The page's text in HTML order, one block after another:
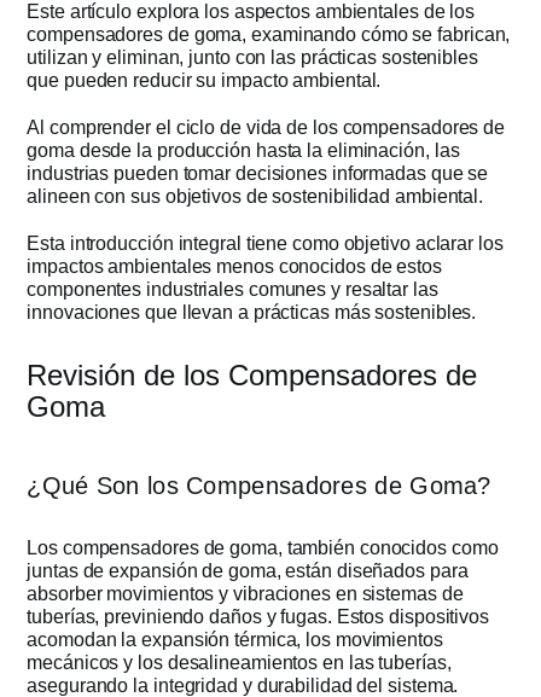
Este artículo explora los aspectos ambientales de los
compensadores de goma, examinando cómo se fabrican,
utilizan y eliminan, junto con las prácticas sostenibles
que pueden reducir su impacto ambiental.
Al comprender el ciclo de vida de los compensadores de
goma desde la producción hasta la eliminación, las
industrias pueden tomar decisiones informadas que se
alineen con sus objetivos de sostenibilidad ambiental.
Esta introducción integral tiene como objetivo aclarar los
impactos ambientales menos conocidos de estos
componentes industriales comunes y resaltar las
innovaciones que llevan a prácticas más sostenibles.
Revisión de los Compensadores de
Goma
¿Qué Son los Compensadores de Goma?
Los compensadores de goma, también conocidos como
juntas de expansión de goma, están diseñados para
absorber movimientos y vibraciones en sistemas de
tuberías, previniendo daños y fugas. Estos dispositivos
acomodan la expansión térmica, los movimientos
mecánicos y los desalineamientos en las tuberías,
asegurando la integridad y durabilidad del sistema.